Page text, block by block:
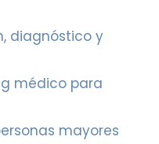
diagnóstico y
médico para
mayores